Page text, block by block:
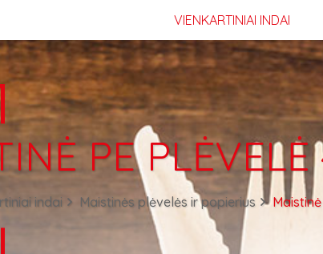
VIENKARTINIAI INDAI
PE
indai Maistinės plėvelės ir popierius